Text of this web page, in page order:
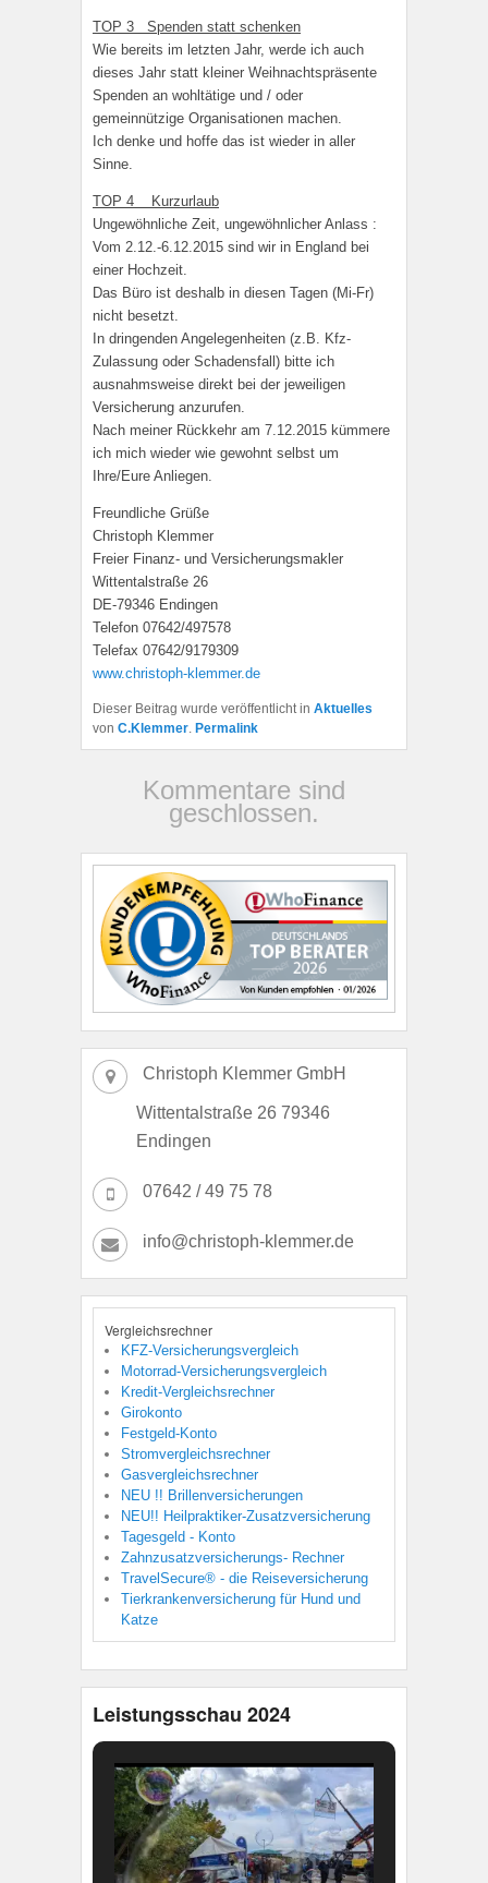
TOP 3 Spenden statt schenken
Wie bereits im letzten Jahr, werde ich auch
dieses Jahr statt kleiner Weihnachtspräsente
Spenden an wohltätige und / oder
gemeinnützige Organisationen machen.
Ich denke und hoffe das ist wieder in aller
Sinne.
TOP 4 Kurzurlaub
Ungewöhnliche Zeit, ungewöhnlicher Anlass :
Vom 2.12.-6.12.2015 sind wir in England bei
einer Hochzeit.
Das Büro ist deshalb in diesen Tagen (Mi-Fr)
nicht besetzt.
In dringenden Angelegenheiten (z.B. Kfz-
Zulassung oder Schadensfall) bitte ich
ausnahmsweise direkt bei der jeweiligen
Versicherung anzurufen.
Nach meiner Rückkehr am 7.12.2015 kümmere
ich mich wieder wie gewohnt selbst um
Ihre/Eure Anliegen.
Freundliche Grüße
Christoph Klemmer
Freier Finanz- und Versicherungsmakler
Wittentalstraße 26
DE-79346 Endingen
Telefon 07642/497578
Telefax 07642/9179309
www.christoph-klemmer.de
Dieser Beitrag wurde veröffentlicht in Aktuelles
von C.Klemmer. Permalink
Kommentare sind
geschlossen.
Christoph Klemmer GmbH
Wittentalstraße 26 79346
Endingen
07642 / 49 75 78
info@christoph-klemmer.de
Vergleichsrechner
KFZ-Versicherungsvergleich
Motorrad-Versicherungsvergleich
Kredit-Vergleichsrechner
Girokonto
Festgeld-Konto
Stromvergleichsrechner
Gasvergleichsrechner
NEU !! Brillenversicherungen
NEU!! Heilpraktiker-Zusatzversicherung
Tagesgeld - Konto
Zahnzusatzversicherungs- Rechner
TravelSecure® - die Reiseversicherung
Tierkrankenversicherung für Hund und
Katze
Leistungsschau 2024